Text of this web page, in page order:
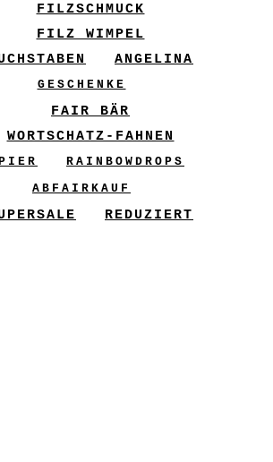
FILZSCHMUCK
FILZ WIMPEL
ANGELINA
GESCHENKE
FAIR BÄR
WORTSCHATZ-FAHNEN
RAINBOWDROPS
ABFAIRKAUF
REDUZIERT